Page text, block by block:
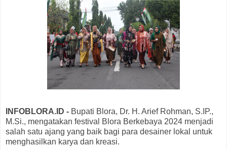
INFOBLORA.ID - Bupati Blora, Dr. H. Arief Rohman, S.IP.,
M.Si., mengatakan festival Blora Berkebaya 2024 menjadi
salah satu ajang yang baik bagi para desainer lokal untuk
menghasilkan karya dan kreasi.